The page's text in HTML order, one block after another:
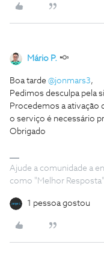
Mário P.
Boa tarde @jonmars3,
Pedimos desculpa pela
Procedemos a ativação
o serviço é necessário
Obrigado
Ajude a comunidade a
como "Melhor
1 pessoa gostou